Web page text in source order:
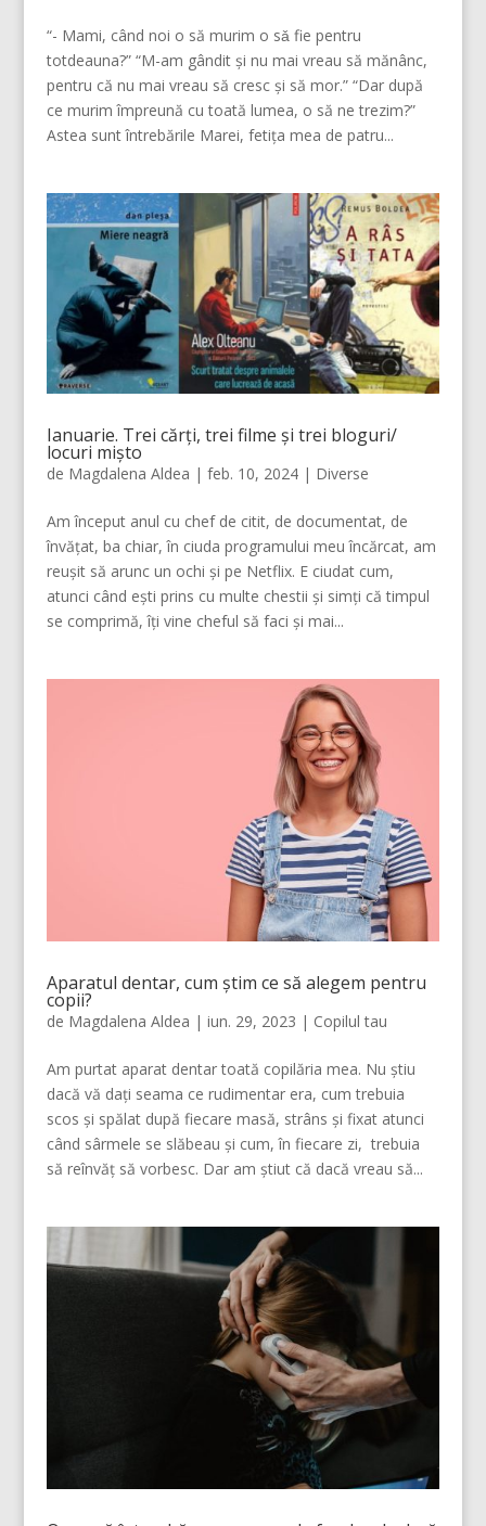
“- Mami, când noi o să murim o sǎ fie pentru
totdeauna?” “M-am gândit şi nu mai vreau să mănânc,
pentru că nu mai vreau să cresc și să mor.” “Dar după
ce murim împreună cu toată lumea, o să ne trezim?”
Astea sunt întrebările Marei, fetița mea de patru...
Ianuarie. Trei cărți, trei filme și trei bloguri/
locuri mișto
de Magdalena Aldea | feb. 10, 2024| Diverse
Am început anul cu chef de citit, de documentat, de
învățat, ba chiar, în ciuda programului meu încărcat, am
reușit să arunc un ochi și pe Netflix. E ciudat cum,
atunci când ești prins cu multe chestii și simți că timpul
se comprimă, îți vine cheful să faci și mai...
Aparatul dentar, cum știm ce să alegem pentru
copii?
de Magdalena Aldea | iun. 29, 2023 | Copilul tau
Am purtat aparat dentar toată copilăria mea. Nu știu
dacă vă dați seama ce rudimentar era, cum trebuia
scos și spălat după fiecare masă, strâns și fixat atunci
când sârmele se slăbeau și cum, în fiecare zi, trebuia
să reînvăț să vorbesc. Dar am știut că dacă vreau să...